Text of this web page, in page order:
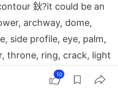
鈥?it could be an
archway, dome,
side profile, eye, palm,
throne, ring, crack, light
structure, spatial
or abstract symbol.
10